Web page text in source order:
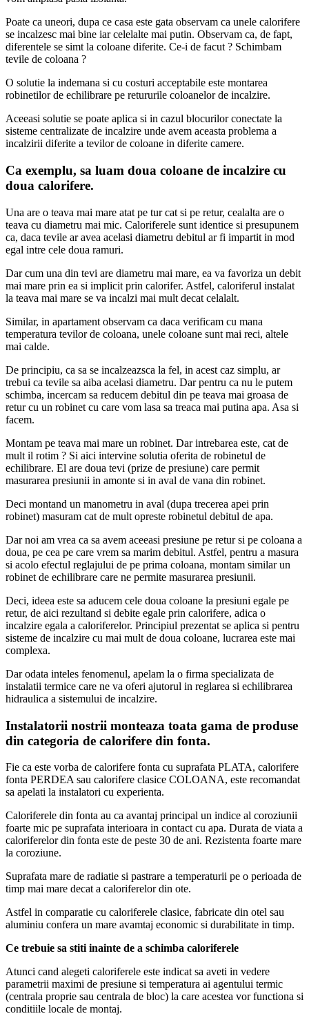
Poate ca uneori, dupa ce casa este gata observam ca unele calorifere
se incalzesc mai bine iar celelalte mai putin. Observam ca, de fapt,
diferentele se simt la coloane diferite. Ce-i de facut ? Schimbam
tevile de coloana ?
O solutie la indemana si cu costuri acceptabile este montarea
robinetilor de echilibrare pe retururile coloanelor de incalzire.
Aceeasi solutie se poate aplica si in cazul blocurilor conectate la
sisteme centralizate de incalzire unde avem aceasta problema a
incalzirii diferite a tevilor de coloane in diferite camere.
Ca exemplu, sa luam doua coloane de incalzire cu
doua calorifere.
Una are o teava mai mare atat pe tur cat si pe retur, cealalta are o
teava cu diametru mai mic. Caloriferele sunt identice si presupunem
ca, daca tevile ar avea acelasi diametru debitul ar fi impartit in mod
egal intre cele doua ramuri.
Dar cum una din tevi are diametru mai mare, ea va favoriza un debit
mai mare prin ea si implicit prin calorifer. Astfel, caloriferul instalat
la teava mai mare se va incalzi mai mult decat celalalt.
Similar, in apartament observam ca daca verificam cu mana
temperatura tevilor de coloana, unele coloane sunt mai reci, altele
mai calde.
De principiu, ca sa se incalzeazsca la fel, in acest caz simplu, ar
trebui ca tevile sa aiba acelasi diametru. Dar pentru ca nu le putem
schimba, incercam sa reducem debitul din pe teava mai groasa de
retur cu un robinet cu care vom lasa sa treaca mai putina apa. Asa si
facem.
Montam pe teava mai mare un robinet. Dar intrebarea este, cat de
mult il rotim ? Si aici intervine solutia oferita de robinetul de
echilibrare. El are doua tevi (prize de presiune) care permit
masurarea presiunii in amonte si in aval de vana din robinet.
Deci montand un manometru in aval (dupa trecerea apei prin
robinet) masuram cat de mult opreste robinetul debitul de apa.
Dar noi am vrea ca sa avem aceeasi presiune pe retur si pe coloana a
doua, pe cea pe care vrem sa marim debitul. Astfel, pentru a masura
si acolo efectul reglajului de pe prima coloana, montam similar un
robinet de echilibrare care ne permite masurarea presiunii.
Deci, ideea este sa aducem cele doua coloane la presiuni egale pe
retur, de aici rezultand si debite egale prin calorifere, adica o
incalzire egala a caloriferelor. Principiul prezentat se aplica si pentru
sisteme de incalzire cu mai mult de doua coloane, lucrarea este mai
complexa.
Dar odata inteles fenomenul, apelam la o firma specializata de
instalatii termice care ne va oferi ajutorul in reglarea si echilibrarea
hidraulica a sistemului de incalzire.
Instalatorii nostrii monteaza toata gama de produse
din categoria de calorifere din fonta.
Fie ca este vorba de calorifere fonta cu suprafata PLATA, calorifere
fonta PERDEA sau calorifere clasice COLOANA, este recomandat
sa apelati la instalatori cu experienta.
Caloriferele din fonta au ca avantaj principal un indice al coroziunii
foarte mic pe suprafata interioara in contact cu apa. Durata de viata a
caloriferelor din fonta este de peste 30 de ani. Rezistenta foarte mare
la coroziune.
Suprafata mare de radiatie si pastrare a temperaturii pe o perioada de
timp mai mare decat a caloriferelor din ote.
Astfel in comparatie cu caloriferele clasice, fabricate din otel sau
aluminiu confera un mare avamtaj economic si durabilitate in timp.
Ce trebuie sa stiti inainte de a schimba caloriferele
Atunci cand alegeti caloriferele este indicat sa aveti in vedere
parametrii maximi de presiune si temperatura ai agentului termic
(centrala proprie sau centrala de bloc) la care acestea vor functiona si
conditiile locale de montaj.